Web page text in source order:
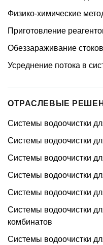
Физико-химические
Приготовление
Обеззараживание
Усреднение потока в
ОТРАСЛЕВЫЕ
Системы водоочистки
Системы водоочистки
Системы водоочистки
Системы водоочистки
Системы водоочистки
Системы водоочистки
комбинатов
Системы водоочистки